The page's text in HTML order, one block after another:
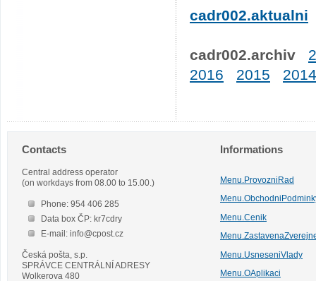
cadr002.aktualni
cadr002.archiv
2016
2015 2014
Contacts
Central address operator
(on workdays from 08.00 to 15.00.)
Phone: 954 406 285
Data box ČP: kr7cdry
E-mail: info@cpost.cz
Česká pošta, s.p.
SPRÁVCE CENTRÁLNÍ ADRESY
Wolkerova 480
Informations
Menu.ProvozniRad
Menu.Cenik
Menu.UsneseniVlady
Menu.OAplikaci